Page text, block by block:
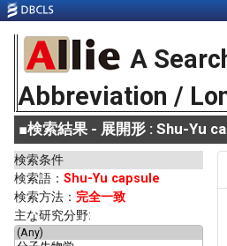
A
Abbreviation /
■検索結果 - 展開形 : Shu-Yu
検索条件
検索語： Shu-Yu capsule
検索方法： 完全一致
主な研究分野: